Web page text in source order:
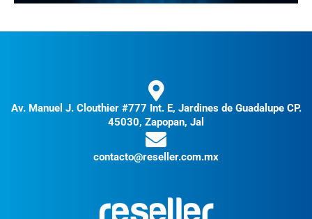
Av. Manuel J. Clouthier #777 Int. E, Jardines de Guadalupe CP.
45030, Zapopan, Jal
contacto@reseller.com.mx